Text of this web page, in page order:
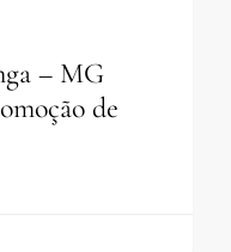
– MG
de